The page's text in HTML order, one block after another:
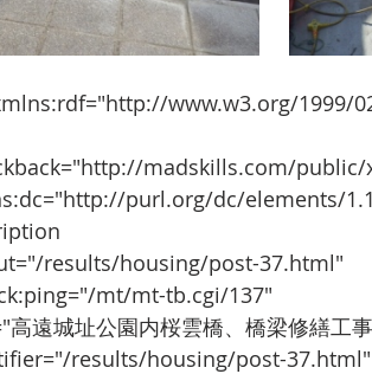
www.w3.org/1999/
madskills.com/
xmlns:dc="http://purl.org/dc/elements/
results/housing/post-37.html"
mt/mt-tb.cgi/137"
高遠城址公園内桜雲橋、橋梁修繕工
results/housing/post-37.html"